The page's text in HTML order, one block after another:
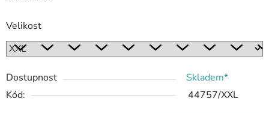
Velikost
Dostupnost
Skladem*
Kód:
44757/XXL